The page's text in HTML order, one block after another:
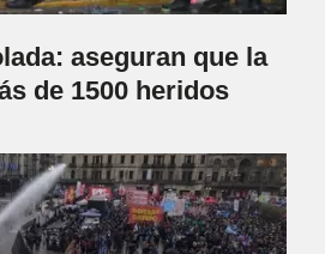
aseguran que la
de 1500 heridos